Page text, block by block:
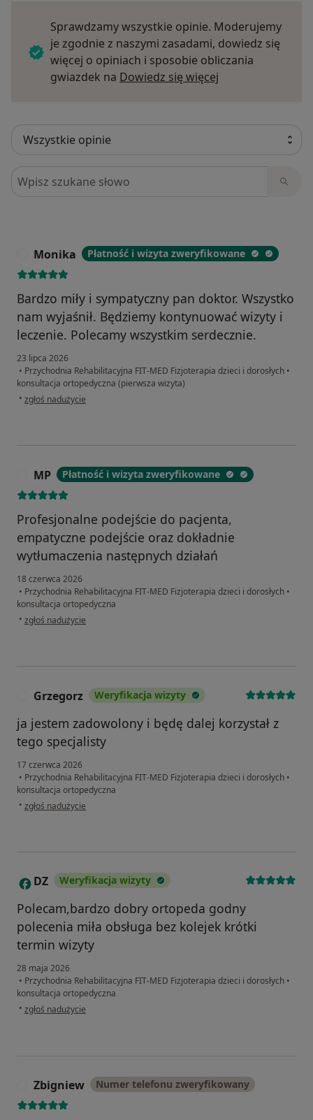
Sprawdzamy wszystkie opinie. Moderujemy
je zgodnie z naszymi zasadami, dowiedz się
więcej o opiniach i sposobie obliczania
gwiazdek na Dowiedz się więcej
Szukaj w opiniach
Monika Płatność i wizyta zweryfikowane
Bardzo miły i sympatyczny pan doktor. Wszystko
nam wyjaśnił. Będziemy kontynuować wizyty i
leczenie. Polecamy wszystkim serdecznie.
23 lipca 2026
• Przychodnia Rehabilitacyjna FIT-MED Fizjoterapia dzieci i dorosłych •
konsultacja ortopedyczna (pierwsza wizyta)
• w opinii użytkownika Monika
zgłoś nadużycie
MP Płatność i wizyta zweryfikowane
Profesjonalne podejście do pacjenta,
empatyczne podejście oraz dokładnie
wytłumaczenia następnych działań
18 czerwca 2026
• Przychodnia Rehabilitacyjna FIT-MED Fizjoterapia dzieci i dorosłych •
konsultacja ortopedyczna
• w opinii użytkownika MP
zgłoś nadużycie
Grzegorz Weryfikacja wizyty
ja jestem zadowolony i będę dalej korzystał z
tego specjalisty
17 czerwca 2026
• Przychodnia Rehabilitacyjna FIT-MED Fizjoterapia dzieci i dorosłych •
konsultacja ortopedyczna
• w opinii użytkownika Grzegorz
zgłoś nadużycie
D DZ Weryfikacja wizyty
Polecam,bardzo dobry ortopeda godny
polecenia miła obsługa bez kolejek krótki
termin wizyty
28 maja 2026
• Przychodnia Rehabilitacyjna FIT-MED Fizjoterapia dzieci i dorosłych •
konsultacja ortopedyczna
• w opinii użytkownika DZ
zgłoś nadużycie
Zbigniew Numer telefonu zweryfikowany